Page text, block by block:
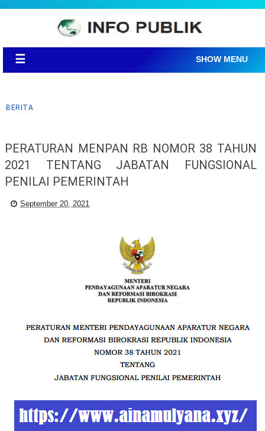
☰ SHOW MENU
BERITA
PERATURAN MENPAN RB NOMOR 38 TAHUN
2021 TENTANG JABATAN FUNGSIONAL
PENILAI PEMERINTAH
September 20, 2021